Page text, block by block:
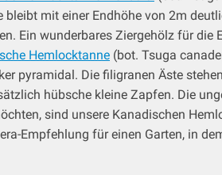
bleibt mit einer Endhöhe von 2m
Ein wunderbares Ziergehölz für die
Hemlocktanne (bot. Tsuga
pyramidal. Die filigranen Äste
hübsche kleine Zapfen. Die
sind unsere Kanadischen
Empfehlung für einen Garten, in